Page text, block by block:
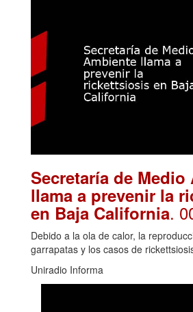
Secretaría de Medio
llama a prevenir la
en Baja California.
Debido a la ola de calor, la
garrapatas y los casos de
Uniradio Informa